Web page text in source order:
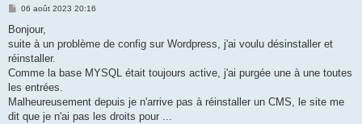
M
s
a
g
06 août 2023 20:16
Bonjour,
suite à un problème de config sur Wordpress, j'ai voulu désinstaller et
réinstaller.
Comme la base MYSQL était toujours active, j'ai purgée une à une toutes
les entrées.
Malheureusement depuis je n'arrive pas à réinstaller un CMS, le site me
dit que je n'ai pas les droits pour ...